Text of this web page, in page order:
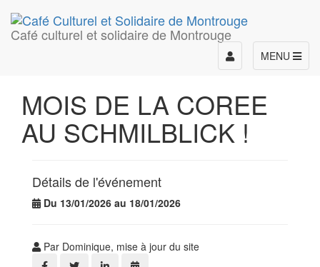
Café culturel et solidaire de Montrouge
MENU
Toggle
navigation
MOIS DE LA COREE
AU SCHMILBLICK !
Détails de l'événement
Du 13/01/2026 au 18/01/2026
Par Dominique, mise à jour du site